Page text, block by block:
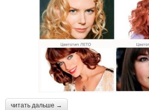
читать дальше →